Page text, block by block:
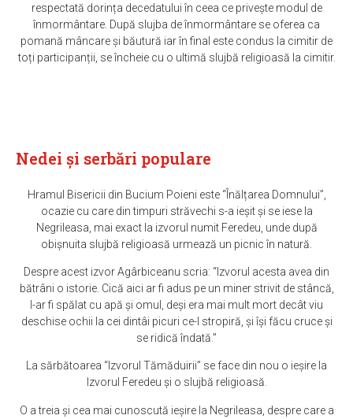
respectată dorința decedatului în ceea ce privește modul de
înmormântare. După slujba de înmormântare se oferea ca
pomană mâncare și băutură iar în final este condus la cimitir de
toți participanții, se încheie cu o ultimă slujbă religioasă la cimitir.
Nedei și serbări populare
Hramul Bisericii din Bucium Poieni este “Înălțarea Domnului”,
ocazie cu care din timpuri străvechi s-a ieșit și se iese la
Negrileasa, mai exact la izvorul numit Feredeu, unde după
obișnuita slujbă religioasă urmează un picnic în natură.
Despre acest izvor Agârbiceanu scria: “Izvorul acesta avea din
bătrâni o istorie. Cică aici ar fi adus pe un miner strivit de stâncă,
l-ar fi spălat cu apă și omul, deși era mai mult mort decât viu
deschise ochii la cei dintâi picuri ce-l stropiră, și își făcu cruce și
se ridică îndată.”
La sărbătoarea “Izvorul Tămăduirii” se face din nou o ieșire la
Izvorul Feredeu și o slujbă religioasă.
O a treia și cea mai cunoscută ieșire la Negrileasa, despre care a